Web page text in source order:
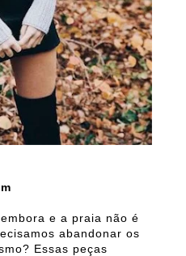
e a praia não é
abandonar os
Essas peças